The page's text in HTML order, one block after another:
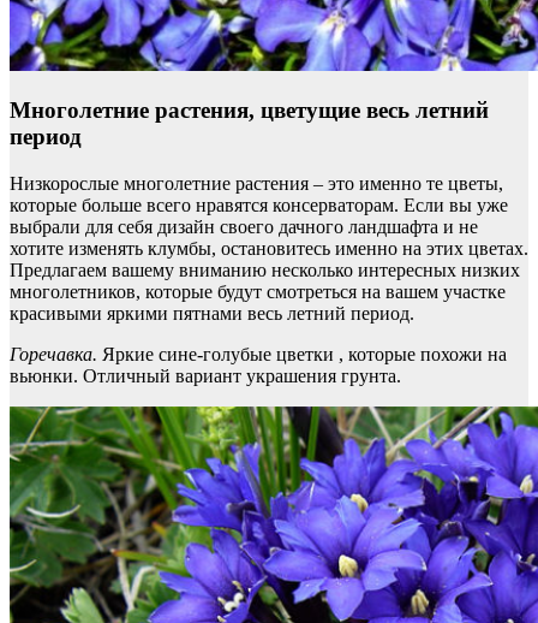
Многолетние растения, цветущие весь летний
период
Низкорослые многолетние растения – это именно те цветы,
которые больше всего нравятся консерваторам. Если вы уже
выбрали для себя дизайн своего дачного ландшафта и не
хотите изменять клумбы, остановитесь именно на этих цветах.
Предлагаем вашему вниманию несколько интересных низких
многолетников, которые будут смотреться на вашем участке
красивыми яркими пятнами весь летний период.
Горечавка. Яркие сине-голубые цветки , которые похожи на
вьюнки. Отличный вариант украшения грунта.